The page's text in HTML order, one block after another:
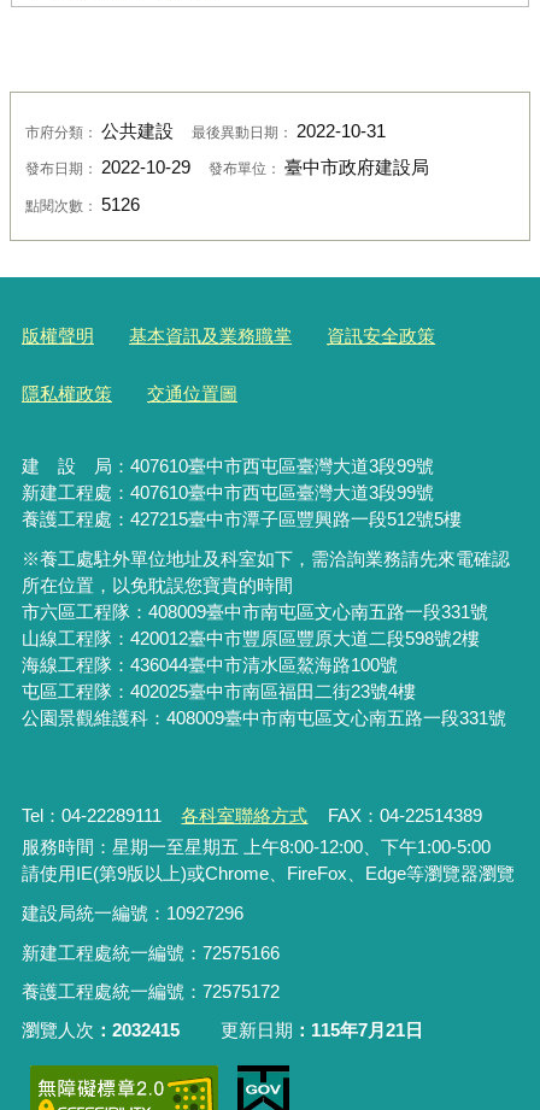
市府分類： 公共建設 最後異動日期： 2022-10-31
發布日期： 2022-10-29 發布單位： 臺中市政府建設局
點閱次數： 5126
版權聲明 基本資訊及業務職掌 資訊安全政策
隱私權政策 交通位置圖
建 設 局： 407610臺中市西屯區臺灣大道3段99號
新建工程處：407610臺中市西屯區臺灣大道3段99號
養護工程處：427215臺中市潭子區豐興路一段512號5樓
※養工處駐外單位地址及科室如下，需洽詢業務請先來電確認
所在位置，以免耽誤您寶貴的時間
市六區工程隊：408009臺中市南屯區文心南五路一段331號
山線工程隊：420012臺中市豐原區豐原大道二段598號2樓
海線工程隊：436044臺中市清水區鰲海路100號
屯區工程隊：402025臺中市南區福田二街23號4樓
公園景觀維護科：408009臺中市南屯區文心南五路一段331號
Tel：04-22289111 各科室聯絡方式
FAX：04-22514389
服務時間：星期一至星期五 上午8:00-12:00、下午1:00-5:00
請使用IE(第9版以上)或Chrome、FireFox、Edge等瀏覽器瀏覽
建設局統一編號：10927296
新建工程處統一編號 ： 72575166
養護工程處統一編號 ： 72575172
瀏覽人次
2032415 更新日期 115年7月21日